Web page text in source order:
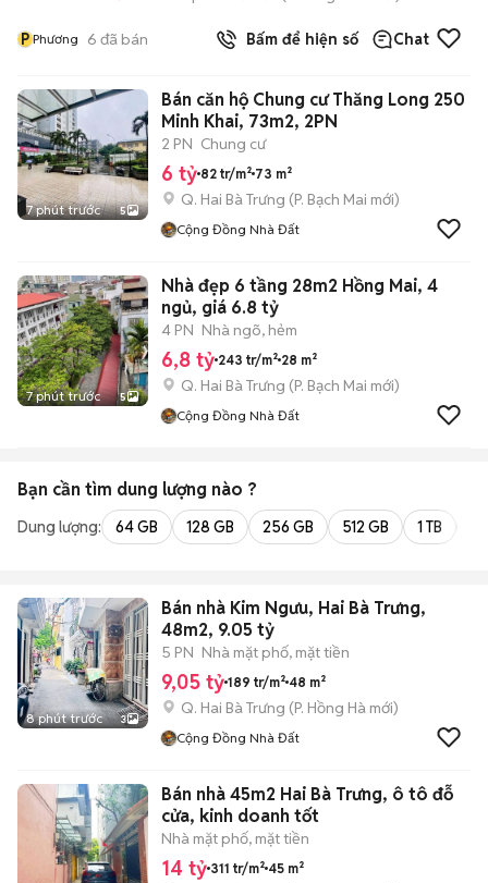
P Phương 6 đã bán Bấm để hiện số Chat
7 phút trước 5
Bán căn hộ Chung cư Thăng Long 250
Minh Khai, 73m2, 2PN
2 PN Chung cư
6 tỷ 82 tr/m² 73 m²
Q. Hai Bà Trưng (P. Bạch Mai mới)
Cộng Đồng Nhà Đất
7 phút trước 5
Nhà đẹp 6 tầng 28m2 Hồng Mai, 4
ngủ, giá 6.8 tỷ
4 PN Nhà ngõ, hẻm
6,8 tỷ 243 tr/m² 28 m²
Q. Hai Bà Trưng (P. Bạch Mai mới)
Cộng Đồng Nhà Đất
Bạn cần tìm dung lượng nào ?
Dung lượng: 64 GB 128 GB 256 GB 512 GB 1 TB
8 phút trước 3
Bán nhà Kim Ngưu, Hai Bà Trưng,
48m2, 9.05 tỷ
5 PN Nhà mặt phố, mặt tiền
9,05 tỷ 189 tr/m² 48 m²
Q. Hai Bà Trưng (P. Hồng Hà mới)
Cộng Đồng Nhà Đất
Bán nhà 45m2 Hai Bà Trưng, ô tô đỗ
cửa, kinh doanh tốt
Nhà mặt phố, mặt tiền
14 tỷ 311 tr/m² 45 m²